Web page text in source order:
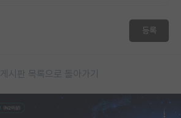
등록
게시판 목록으로 돌아가기